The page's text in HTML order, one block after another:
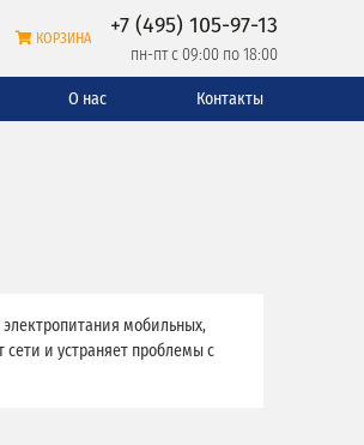
КОРЗИНА +7 (495) 105-97-13
пн-пт с 09:00 по 18:00
О нас Контакты
мобильных,
и устраняет проблемы с